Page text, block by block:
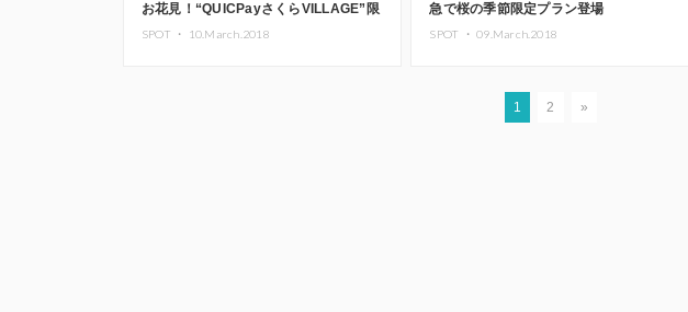
お花見！“QUICPayさくらVILLAGE”限
定オープン
SPOT ・ 10.March.2018
急で桜の季節限定プラン登場
SPOT ・09.March.2018
1 2 »